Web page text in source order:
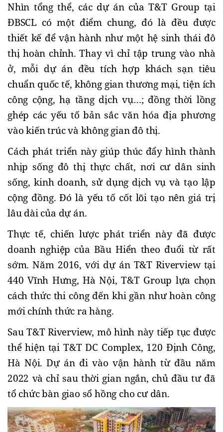
Nhìn tổng thể, các dự án của T&T Group tại
ĐBSCL có một điểm chung, đó là đều được
thiết kế để vận hành như một hệ sinh thái đô
thị hoàn chỉnh. Thay vì chỉ tập trung vào nhà
ở, mỗi dự án đều tích hợp khách sạn tiêu
chuẩn quốc tế, không gian thương mại, tiện ích
công cộng, hạ tầng dịch vụ…; đồng thời lồng
ghép các yếu tố bản sắc văn hóa địa phương
vào kiến trúc và không gian đô thị.
Cách phát triển này giúp thúc đẩy hình thành
nhịp sống đô thị thực chất, nơi cư dân sinh
sống, kinh doanh, sử dụng dịch vụ và tạo lập
cộng đồng. Đó là yếu tố cốt lõi tạo nên giá trị
lâu dài của dự án.
Thực tế, chiến lược phát triển này đã được
doanh nghiệp của Bầu Hiển theo đuổi từ rất
sớm. Năm 2016, với dự án T&T Riverview tại
440 Vĩnh Hưng, Hà Nội, T&T Group lựa chọn
cách thức thi công đến khi gần như hoàn công
mới chính thức ra hàng.
Sau T&T Riverview, mô hình này tiếp tục được
thể hiện tại T&T DC Complex, 120 Định Công,
Hà Nội. Dự án đi vào vận hành từ đầu năm
2022 và chỉ sau thời gian ngắn, chủ đầu tư đã
tổ chức bàn giao sổ hồng cho cư dân.